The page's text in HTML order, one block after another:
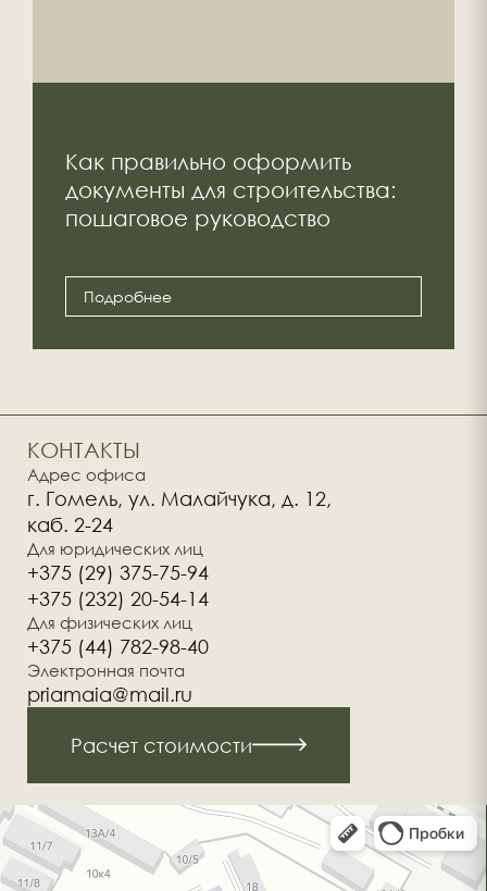
Как правильно оформить
документы для строительства:
пошаговое руководство
Подробнее
КОНТАКТЫ
Адрес офиса
г. Гомель, ул. Малайчука, д. 12,
каб. 2-24
Для юридических лиц
+375 (29) 375-75-94
+375 (232) 20-54-14
Для физических лиц
+375 (44) 782-98-40
Электронная почта
priamaia@mail.ru
Расчет стоимости